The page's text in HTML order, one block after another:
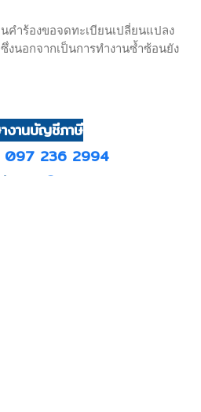
คำร้องขอจดทะเบียนเปลี่ยนแปลง
นอกจากเป็นการทำงานซ้ำซ้อนยัง
งานบัญชีภาษี
097 236 2994
:
p2pacc
All Rights Reserved.